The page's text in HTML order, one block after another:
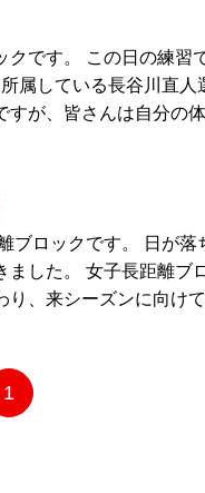
クです。 この日の練習
属している長谷川直人
すが、皆さんは自分の
ブロックです。 日が
ました。 女子長距離ブ
り、来シーズンに向け
1